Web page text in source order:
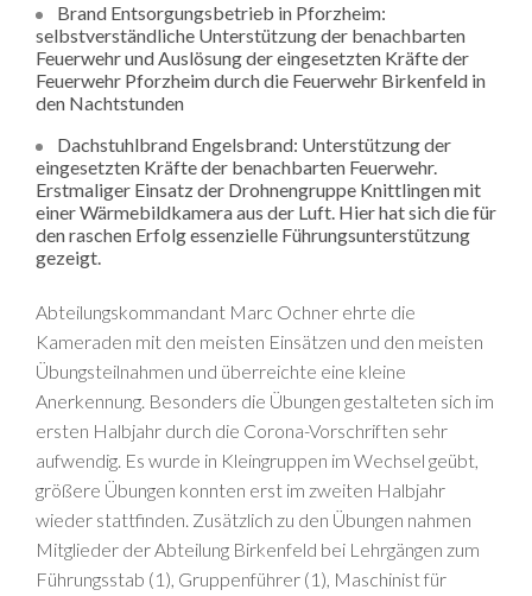
Brand Entsorgungsbetrieb in Pforzheim:
selbstverständliche Unterstützung der benachbarten
Feuerwehr und Auslösung der eingesetzten Kräfte der
Feuerwehr Pforzheim durch die Feuerwehr Birkenfeld in
den Nachtstunden
Dachstuhlbrand Engelsbrand: Unterstützung der
eingesetzten Kräfte der benachbarten Feuerwehr.
Erstmaliger Einsatz der Drohnengruppe Knittlingen mit
einer Wärmebildkamera aus der Luft. Hier hat sich die für
den raschen Erfolg essenzielle Führungsunterstützung
gezeigt.
Abteilungskommandant Marc Ochner ehrte die
Kameraden mit den meisten Einsätzen und den meisten
Übungsteilnahmen und überreichte eine kleine
Anerkennung. Besonders die Übungen gestalteten sich im
ersten Halbjahr durch die Corona-Vorschriften sehr
aufwendig. Es wurde in Kleingruppen im Wechsel geübt,
größere Übungen konnten erst im zweiten Halbjahr
wieder stattfinden. Zusätzlich zu den Übungen nahmen
Mitglieder der Abteilung Birkenfeld bei Lehrgängen zum
Führungsstab (1), Gruppenführer (1), Maschinist für